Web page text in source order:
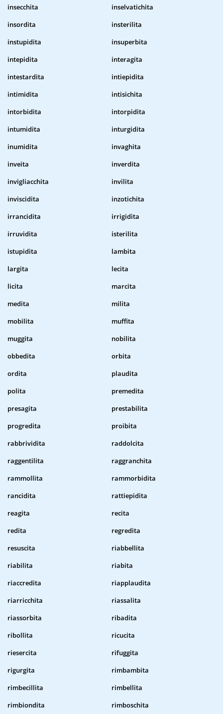
insecchita
inselvatichita
insordita
insterilita
instupidita
insuperbita
intepidita
interagita
intestardita
intiepidita
intimidita
intisichita
intorbidita
intorpidita
intumidita
inturgidita
inumidita
invaghita
inveita
inverdita
invigliacchita
invilita
inviscidita
inzotichita
irrancidita
irrigidita
irruvidita
isterilita
istupidita
lambita
largita
lecita
licita
marcita
medita
milita
mobilita
muffita
muggita
nobilita
obbedita
orbita
ordita
plaudita
polita
premedita
presagita
prestabilita
progredita
proibita
rabbrividita
raddolcita
raggentilita
raggranchita
rammollita
rammorbidita
rancidita
rattiepidita
reagita
recita
redita
regredita
resuscita
riabbellita
riabilita
riabita
riaccredita
riapplaudita
riarricchita
riassalita
riassorbita
ribadita
ribollita
ricucita
riesercita
rifuggita
rigurgita
rimbambita
rimbecillita
rimbellita
rimbiondita
rimboschita